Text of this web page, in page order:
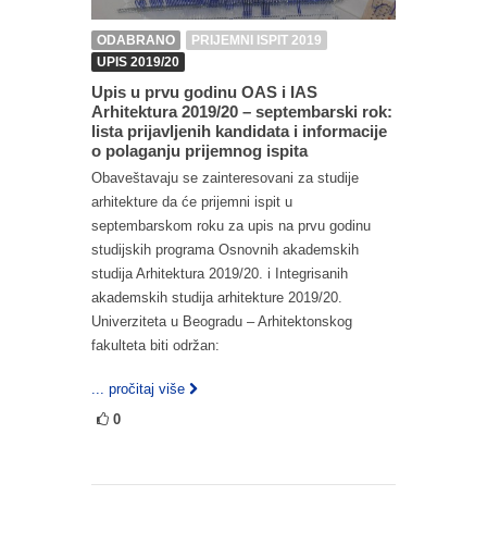
ODABRANO
PRIJEMNI ISPIT 2019
UPIS 2019/20
Upis u prvu godinu OAS i IAS
Arhitektura 2019/20 – septembarski rok:
lista prijavljenih kandidata i informacije
o polaganju prijemnog ispita
Obaveštavaju se zainteresovani za studije
arhitekture da će prijemni ispit u
septembarskom roku za upis na prvu godinu
studijskih programa Osnovnih akademskih
studija Arhitektura 2019/20. i Integrisanih
akademskih studija arhitekture 2019/20.
Univerziteta u Beogradu – Arhitektonskog
fakulteta biti održan:
... pročitaj više
0